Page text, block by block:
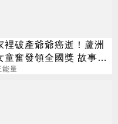
裡破產爺爺癌逝！蘆洲
童奮發領全國獎 故事超
志
能量